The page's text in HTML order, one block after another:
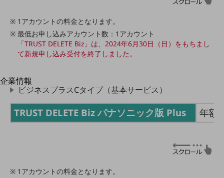
100回線以上のお問い合わせ・お見積りはこちら
別ウィンドウで開きます
企業情報
企業情報TOP
会社案内
会社案内TOP
社長からのご挨拶
1アカウントの料金となります。
最低お申し込みアカウント数：1アカウント
「TRUST DELETE Biz」は、2024年6月30日（日）をもちまし
て新規申し込み受付を終了しました。
ビジネスプラスCタイプ（基本サービス）
TRUST DELETE Biz パナソニック版 Plus 年額
1アカウントの料金となります。